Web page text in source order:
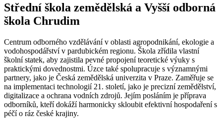
Střední škola zemědělská a Vyšší odborná
škola Chrudim
Centrum odborného vzdělávání v oblasti agropodnikání, ekologie a
vodohospodářství v pardubickém regionu. Škola zřídila vlastní
školní statek, aby zajistila pevné propojení teoretické výuky s
praktickými dovednostmi. Úzce také spolupracuje s významnými
partnery, jako je Česká zemědělská univerzita v Praze. Zaměřuje se
na implementaci technologií 21. století, jako je precizní zemědělství,
digitalizace a ochrana vodních zdrojů. Jejím posláním je příprava
odborníků, kteří dokáží harmonicky skloubit efektivní hospodaření s
péčí o ráz české krajiny.